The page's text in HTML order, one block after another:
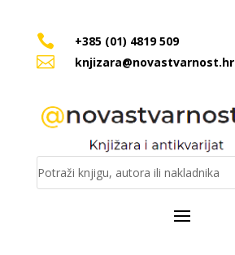
 +385 (01) 4819 509
 knjizara@novastvarnost.hr